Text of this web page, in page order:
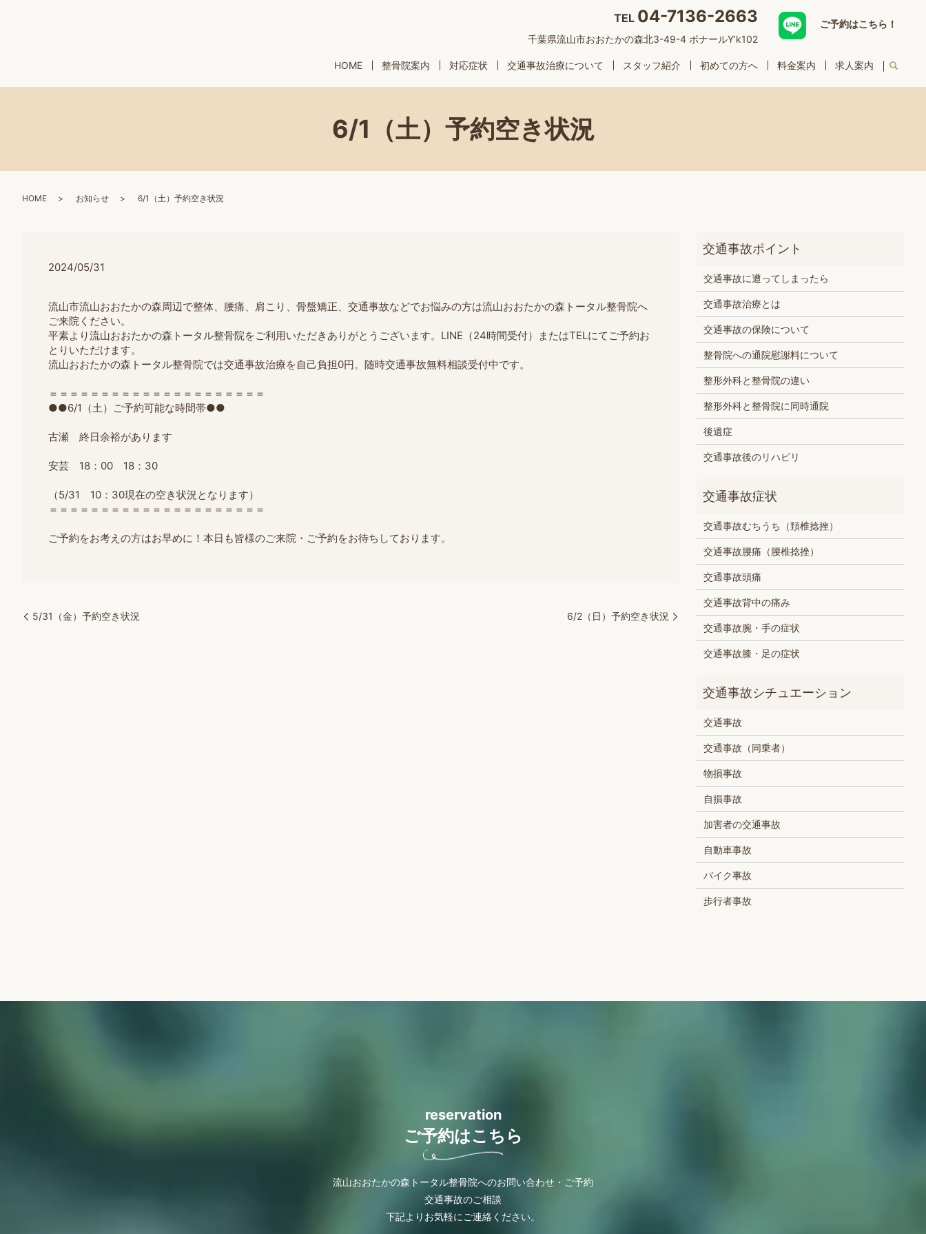
TEL 04-7136-2663
千葉県流山市おおたかの森北3-49-4 ボナールY’k102
ご予約はこちら！
HOME 整骨院案内 対応症状 交通事故治療について スタッフ紹介 初めての方へ 料金案内 求人案内
6/1（土）予約空き状況
HOME お知らせ 6/1（土）予約空き状況
2024/05/31
流山市流山おおたかの森周辺で整体、腰痛、肩こり、骨盤矯正、交通事故などでお悩みの方は流山おおたかの森トータル整骨院へ
ご来院ください。
平素より流山おおたかの森トータル整骨院をご利用いただきありがとうございます。LINE（24時間受付）またはTELにてご予約お
とりいただけます。
流山おおたかの森トータル整骨院では交通事故治療を自己負担0円。随時交通事故無料相談受付中です。
＝＝＝＝＝＝＝＝＝＝＝＝＝＝＝＝＝＝＝＝＝
●●6/1（土）ご予約可能な時間帯●●
古瀬 終日余裕があります
安芸 18：00 18：30
（5/31 10：30現在の空き状況となります）
＝＝＝＝＝＝＝＝＝＝＝＝＝＝＝＝＝＝＝＝＝
ご予約をお考えの方はお早めに！本日も皆様のご来院・ご予約をお待ちしております。
5/31（金）予約空き状況 6/2（日）予約空き状況
交通事故に遭ってしまったら
交通事故治療とは
交通事故の保険について
整骨院への通院慰謝料について
整形外科と整骨院の違い
整形外科と整骨院に同時通院
後遺症
交通事故後のリハビリ
交通事故むちうち（頚椎捻挫）
交通事故腰痛（腰椎捻挫）
交通事故頭痛
交通事故背中の痛み
交通事故腕・手の症状
交通事故膝・足の症状
交通事故
交通事故（同乗者）
物損事故
自損事故
加害者の交通事故
自動車事故
バイク事故
歩行者事故
reservation
ご予約はこちら
流山おおたかの森トータル整骨院へのお問い合わせ・ご予約
交通事故のご相談
下記よりお気軽にご連絡ください。